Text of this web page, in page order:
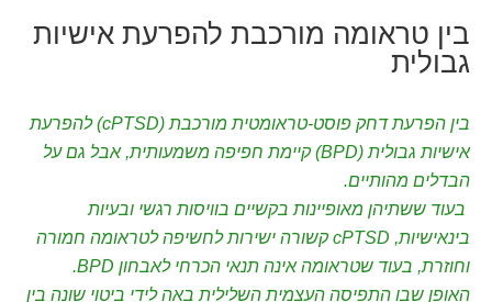
בין טראומה מורכבת להפרעת אישיות
גבולית
בין הפרעת דחק פוסט-טראומטית מורכבת (cPTSD) להפרעת
אישיות גבולית (BPD) קיימת חפיפה משמעותית, אבל גם על
הבדלים מהותיים.
בעוד ששתיהן מאופיינות בקשיים בוויסות רגשי ובעיות
בינאישיות, cPTSD קשורה ישירות לחשיפה לטראומה חמורה
וחוזרת, בעוד שטראומה אינה תנאי הכרחי לאבחון BPD.
האופן שבו התפיסה העצמית השלילית באה לידי ביטוי שונה בין